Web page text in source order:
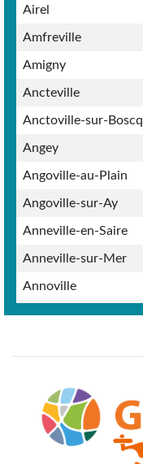
Airel
Amfreville
Amigny
Ancteville
Anctoville-sur-Boscq
Angey
Angoville-au-Plain
Angoville-sur-Ay
Anneville-en-Saire
Anneville-sur-Mer
Annoville
Appeville
Auderville
Audouville-la-Hubert